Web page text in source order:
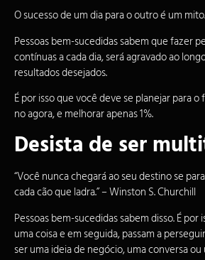
O sucesso de um dia para o outro é um mito.
Pessoas bem-sucedidas sabem que fazer
contínuas a cada dia, será agravado ao
resultados desejados.
É por isso que você deve se planejar para
no agora, e melhorar apenas 1%.
Desista de ser
“Você nunca chegará ao seu destino se
cada cão que ladra.” – Winston S. Churchill
Pessoas bem-sucedidas sabem disso. É por
uma coisa e em seguida, passam a
ser uma ideia de negócio, uma conversa